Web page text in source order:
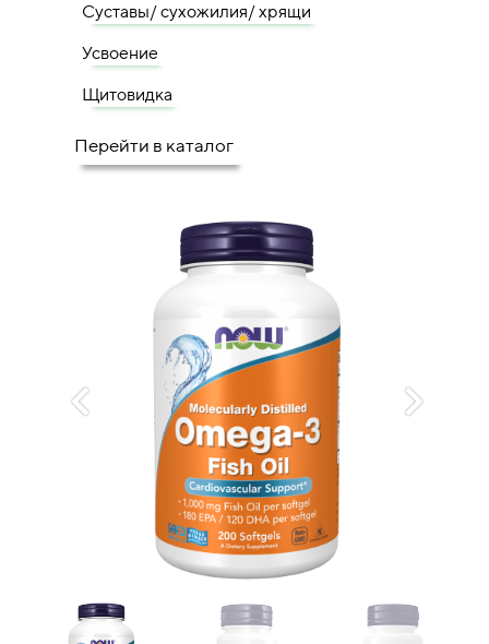
Суставы/ сухожилия/ хрящи
Усвоение
Щитовидка
Перейти в каталог